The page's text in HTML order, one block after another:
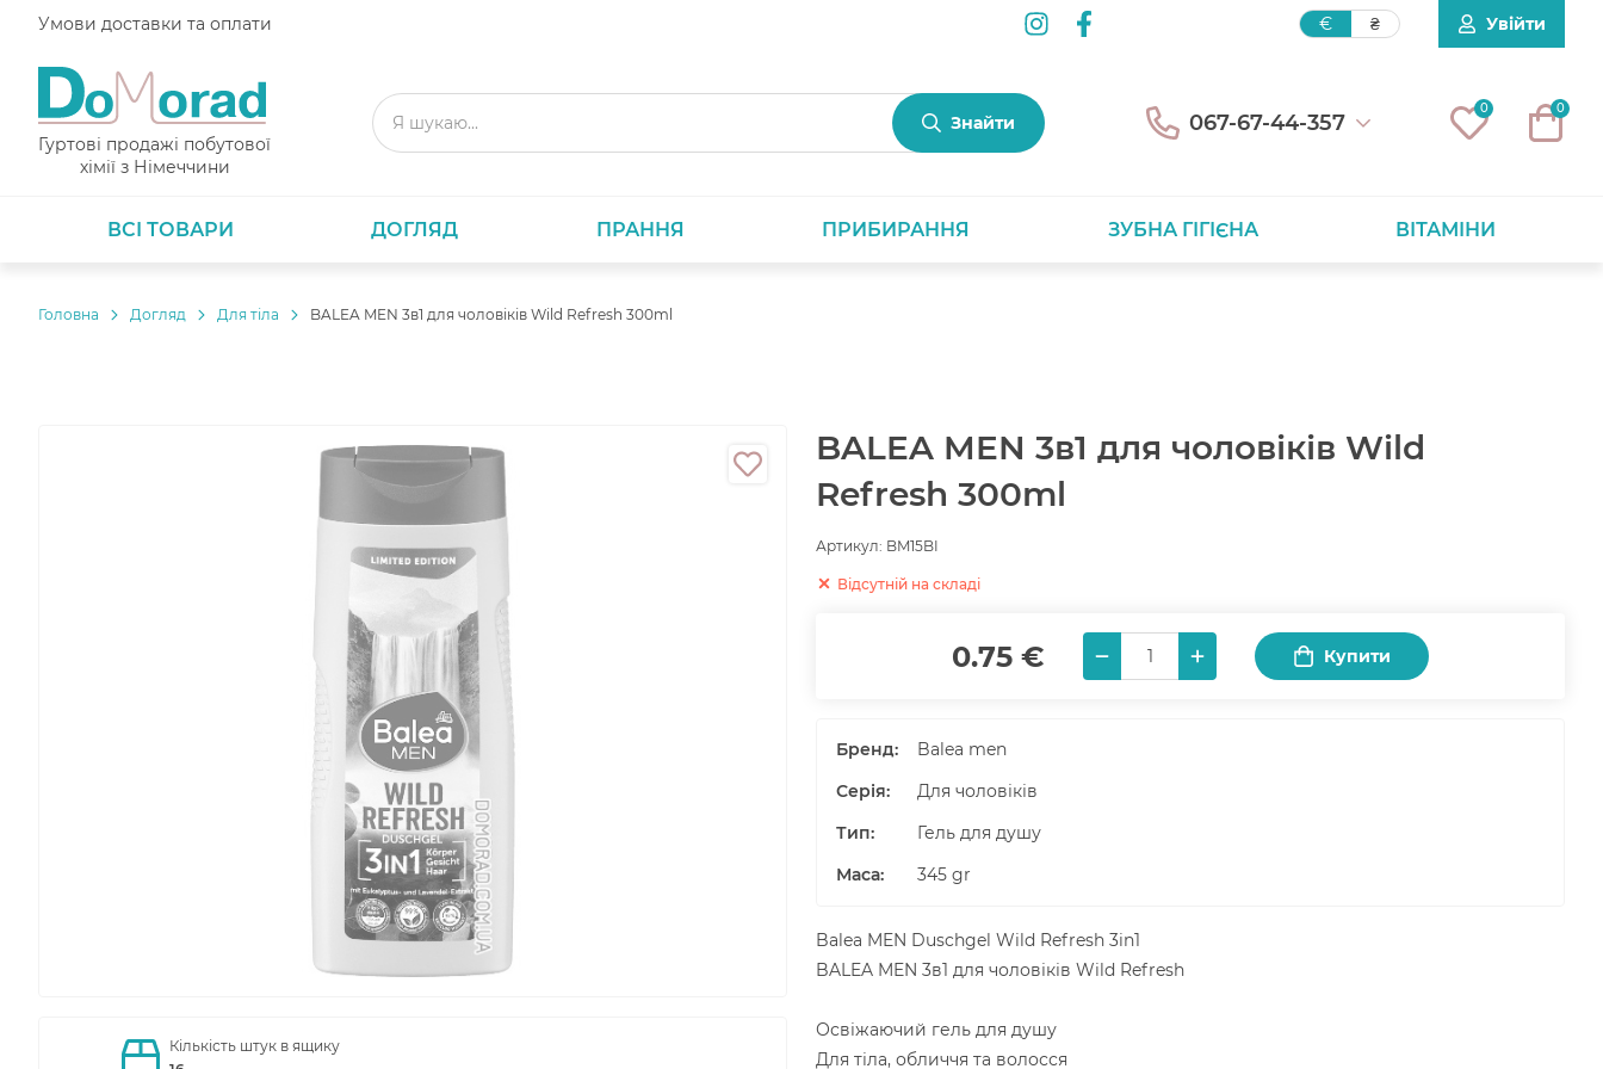
Умови доставки та оплати € ₴ Увійти
Гуртові продажі побутової
хімії з Німеччини
Знайти 067-67-44-357
0 0
ВСІ ТОВАРИ ДОГЛЯД ПРАННЯ ПРИБИРАННЯ ЗУБНА ГІГІЄНА ВІТАМІНИ
Головнa Догляд Для тіла BALEA MEN 3в1 для чоловіків Wild Refresh 300ml
Кількість штук в ящику
BALEA MEN 3в1 для чоловіків Wild
Refresh 300ml
Артикул: BM15BI
Відсутній на складі
0.75 € Купити
Бренд:
Balea men
Серія:
Для чоловіків
Тип:
Гель для душу
Маса: 345 gr
Balea MEN Duschgel Wild Refresh 3in1
BALEA MEN 3в1 для чоловіків Wild Refresh
Освіжаючий гель для душу
Для тіла, обличчя та волосся